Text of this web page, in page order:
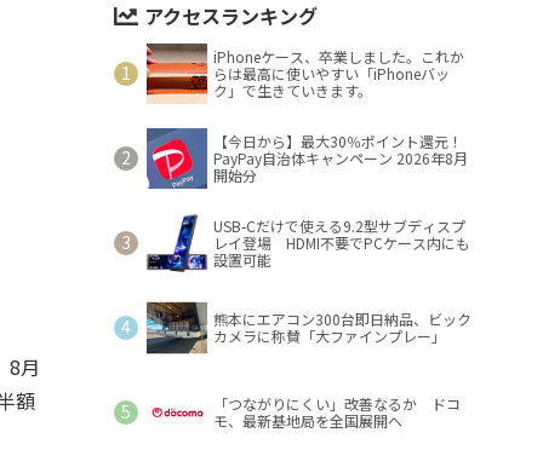
8月
額
アクセスランキング
iPhoneケース、卒業しました。これか
らは最高に使いやすい「iPhoneバッ
ク」で生きていきます。
【今日から】最大30％ポイント還元！
PayPay自治体キャンペーン 2026年8月
開始分
USB-Cだけで使える9.2型サブディスプ
レイ登場 HDMI不要でPCケース内にも
設置可能
熊本にエアコン300台即日納品、ビック
カメラに称賛「大ファインプレー」
「つながりにくい」改善なるか ドコ
モ、最新基地局を全国展開へ